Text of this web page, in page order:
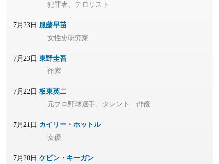
犯罪者、テロリスト
7月23日 服藤早苗
女性史研究家
7月23日 東野圭吾
作家
7月22日 板東英二
元プロ野球選手、タレント、俳優
7月21日 カイリー・ホットル
女優
7月20日 ケビン・キーガン